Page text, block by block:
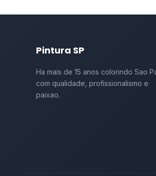
Pintura SP
Ha mais de 15 anos colorindo Sao
com qualidade, profissionalismo e
paixao.